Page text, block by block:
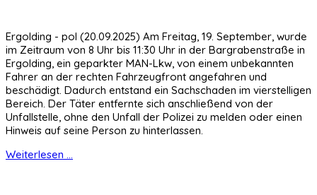
Ergolding - pol (20.09.2025) Am Freitag, 19. September, wurde
im Zeitraum von 8 Uhr bis 11:30 Uhr in der Bargrabenstraße in
Ergolding, ein geparkter MAN-Lkw, von einem unbekannten
Fahrer an der rechten Fahrzeugfront angefahren und
beschädigt. Dadurch entstand ein Sachschaden im vierstelligen
Bereich. Der Täter entfernte sich anschließend von der
Unfallstelle, ohne den Unfall der Polizei zu melden oder einen
Hinweis auf seine Person zu hinterlassen.
Weiterlesen ...